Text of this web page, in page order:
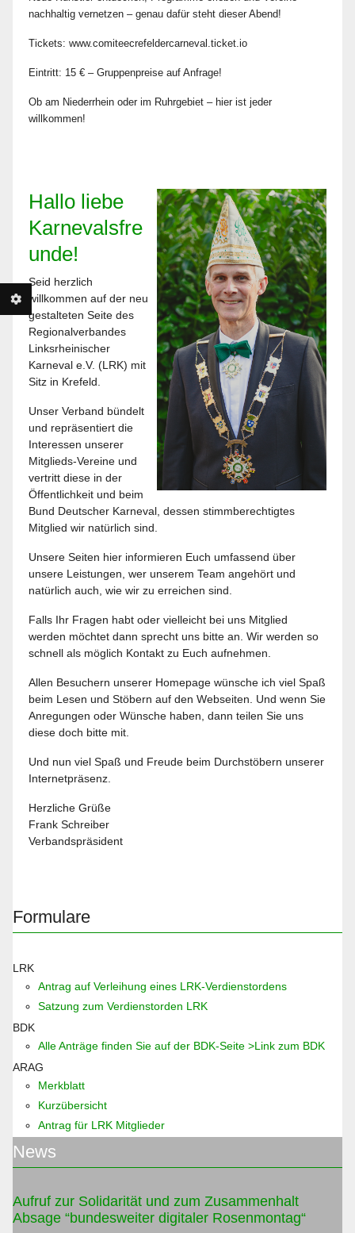
nachhaltig vernetzen – genau dafür steht dieser Abend!
Tickets: www.comiteecrefeldercarneval.ticket.io
Eintritt: 15 € – Gruppenpreise auf Anfrage!
Ob am Niederrhein oder im Ruhrgebiet – hier ist jeder
willkommen!
Hallo liebe
Karnevalsfre
unde!
Seid herzlich
willkommen auf der neu
gestalteten Seite des
Regionalverbandes
Linksrheinischer
Karneval e.V. (LRK) mit
Sitz in Krefeld.
Unser Verband bündelt
und repräsentiert die
Interessen unserer
Mitglieds-Vereine und
vertritt diese in der
Öffentlichkeit und beim
Bund Deutscher Karneval, dessen stimmberechtigtes
Mitglied wir natürlich sind.
Unsere Seiten hier informieren Euch umfassend über
unsere Leistungen, wer unserem Team angehört und
natürlich auch, wie wir zu erreichen sind.
Falls Ihr Fragen habt oder vielleicht bei uns Mitglied
werden möchtet dann sprecht uns bitte an. Wir werden so
schnell als möglich Kontakt zu Euch aufnehmen.
Allen Besuchern unserer Homepage wünsche ich viel Spaß
beim Lesen und Stöbern auf den Webseiten. Und wenn Sie
Anregungen oder Wünsche haben, dann teilen Sie uns
diese doch bitte mit.
Und nun viel Spaß und Freude beim Durchstöbern unserer
Internetpräsenz.
Herzliche Grüße
Frank Schreiber
Verbandspräsident
Formulare
LRK
Antrag auf Verleihung eines LRK-Verdienstordens
Satzung zum Verdienstorden LRK
BDK
Alle Anträge finden Sie auf der BDK-Seite >Link zum BDK
ARAG
Merkblatt
Kurzübersicht
Antrag für LRK Mitglieder
News
Aufruf zur Solidarität und zum Zusammenhalt
Absage “bundesweiter digitaler Rosenmontag“